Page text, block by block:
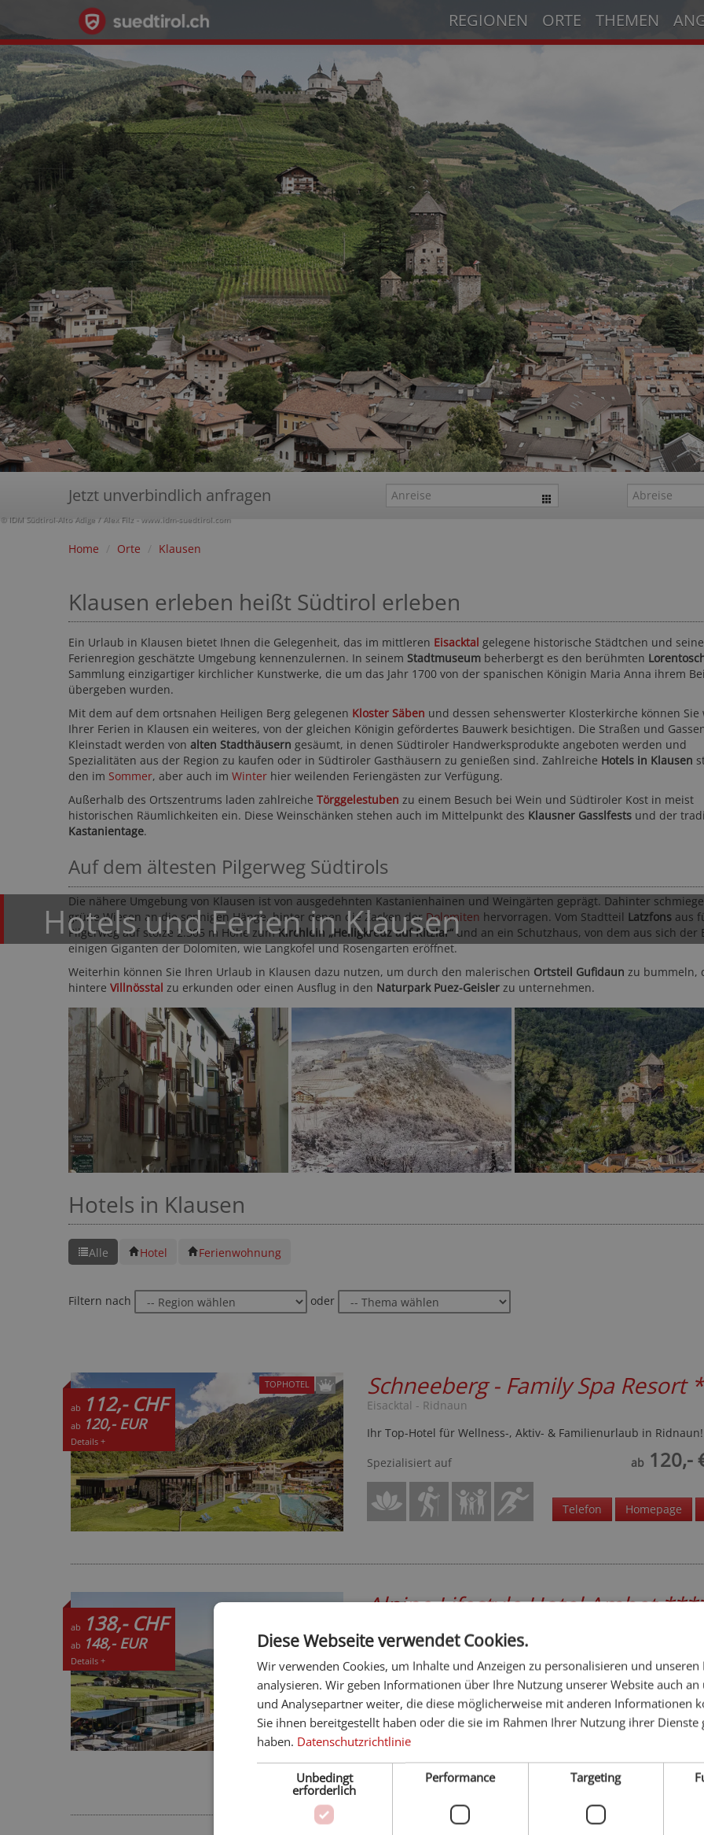
REGIONEN ORTE THEMEN
Hotels und Ferien in Klausen
© IDM Südtirol-Alto Adige / Alex Filz - www.idm-suedtirol.com
Jetzt unverbindlich anfragen
Home / Orte / Klausen
Klausen erleben heißt Südtirol erleben
Ein Urlaub in Klausen bietet Ihnen die Gelegenheit, das im mittleren Eisacktal gelegene historische Städtchen und
Ferienregion geschätzte Umgebung kennenzulernen. In seinem Stadtmuseum beherbergt es den berühmten
Sammlung einzigartiger kirchlicher Kunstwerke, die um das Jahr 1700 von der spanischen Königin Maria Anna ihrem
übergeben wurden.
Mit dem auf dem ortsnahen Heiligen Berg gelegenen Kloster Säben und dessen sehenswerter Klosterkirche können Sie
Ihrer Ferien in Klausen ein weiteres, von der gleichen Königin gefördertes Bauwerk besichtigen. Die Straßen und
Kleinstadt werden von alten Stadthäusern gesäumt, in denen Südtiroler Handwerksprodukte angeboten werden und
Spezialitäten aus der Region zu kaufen oder in Südtiroler Gasthäusern zu genießen sind. Zahlreiche Hotels in Klausen
den im Sommer, aber auch im Winter hier weilenden Feriengästen zur Verfügung.
Außerhalb des Ortszentrums laden zahlreiche Törggelestuben zu einem Besuch bei Wein und Südtiroler Kost in meist
historischen Räumlichkeiten ein. Diese Weinschänken stehen auch im Mittelpunkt des Klausner Gasslfests und der
Kastanientage.
Auf dem ältesten Pilgerweg Südtirols
Die nähere Umgebung von Klausen ist von ausgedehnten Kastanienhainen und Weingärten geprägt. Dahinter
grüne Wiesen an die sonnigen Hänge, hinter denen die Zacken der Dolomiten hervorragen. Vom Stadtteil Latzfons aus
Pilgerweg auf stolze 2.305 m Höhe zumKirchlein „Heiligkreuz auf Ritzlar“und an ein Schutzhaus, von dem aus sich der
einigen Giganten der Dolomiten, wie Langkofel und Rosengarten eröffnet.
Weiterhin können Sie Ihren Urlaub in Klausen dazu nutzen, um durch den malerischen Ortsteil Gufidaun zu bummeln,
hintere Villnösstal zu erkunden oder einen Ausflug in den Naturpark Puez-Geisler zu unternehmen.
Hotels in Klausen
Alle Hotel Ferienwohnung
Filtern nach oder
ab 112,- CHF
ab 120,- EUR
Details +
TOPHOTEL Schneeberg - Family Spa Resort
Eisacktal - Ridnaun
Ihr Top-Hotel für Wellness-, Aktiv- & Familienurlaub in Ridnaun!
Spezialisiert auf
ab120,-
Telefon Homepage
ab 138,- CHF
ab 148,- EUR
Details +
Alpine Lifestyle Hotel Ambet
Die eindrucksvolle Landschaft der Almenregion Gitschberg
begleitet unsere Gäste auch im neuen Alpine Lifestyle Hotel
Meransen
Spezialisiert auf
ab148,-
Homepage
Hotel DAS DORNER ****S
Meran und Umgebung - Algund
ab 168,- CHF
50-mal gebucht ★★★★☆351 Bewertungen
Meran und Umgebung - St. Leonhard in Passeier
ab122,- CHFab131,- EUR
22-mal gebucht ★★★★☆797 Bewertungen
ab
89-
Diese Webseite verwendet Cookies.
Wir verwenden Cookies, um Inhalte und Anzeigen zu personalisieren und unseren
analysieren. Wir geben Informationen über Ihre Nutzung unserer Website auch an
und Analysepartner weiter, die diese möglicherweise mit anderen Informationen
Sie ihnen bereitgestellt haben oder die sie im Rahmen Ihrer Nutzung ihrer Dienste
haben. Datenschutzrichtlinie
Unbedingt
erforderlich
Performance Targeting